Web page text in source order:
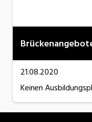
21.08.2020
Keinen